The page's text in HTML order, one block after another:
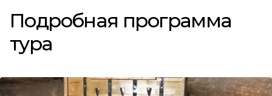
Подробная программа
тура